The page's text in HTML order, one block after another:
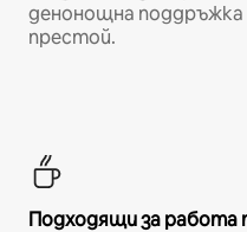
денонощна поддръжка
престой.
Подходящи за работа